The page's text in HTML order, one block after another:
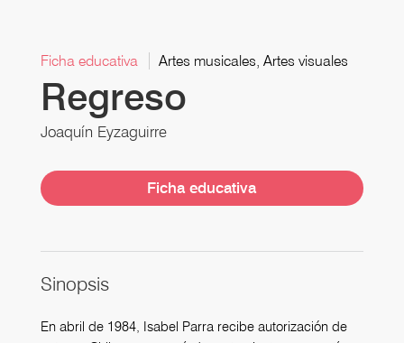
Ficha educativa Artes musicales, Artes visuales
Regreso
Joaquín Eyzaguirre
Ficha educativa
Sinopsis
En abril de 1984, Isabel Parra recibe autorización de